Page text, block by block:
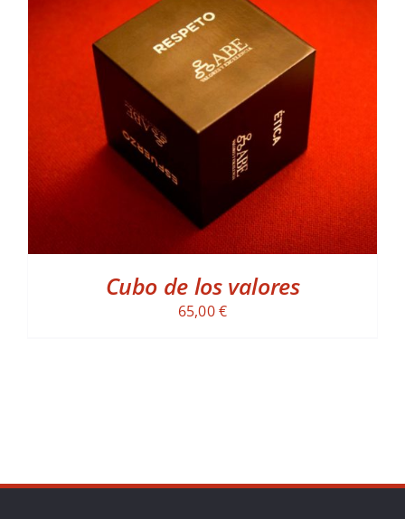
ADD TO CART DETALLES
Cubo de los valores
65,00€